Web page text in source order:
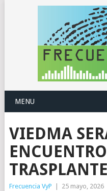
MENU
VIEDMA
Frecuencia VyP 25 mayo, 2026